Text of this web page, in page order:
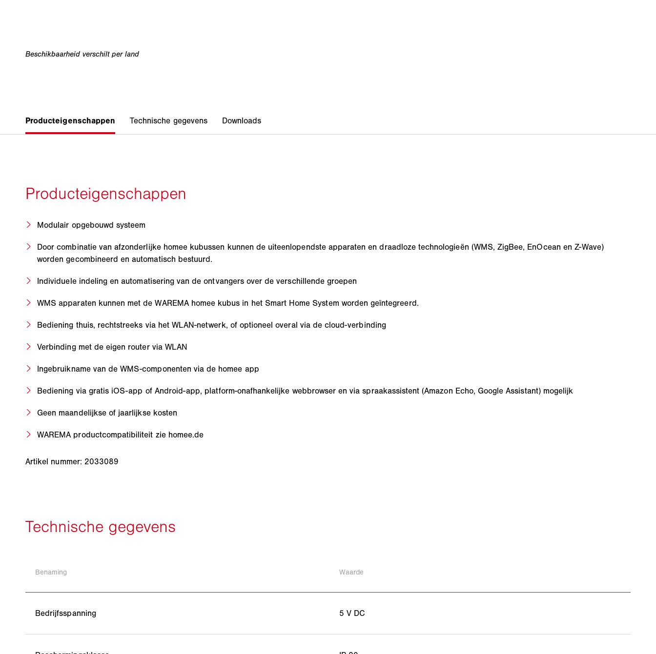
Modulair opgebouwd systeem
Door combinatie van afzonderlijke homee kubussen kunnen de uiteenlopendste apparaten en draadloze technologieën (WMS, ZigBee, EnOcean en Z-Wave)
worden gecombineerd en automatisch bestuurd.
Individuele indeling en automatisering van de ontvangers over de verschillende groepen
WMS apparaten kunnen met de WAREMA homee kubus in het Smart Home System worden geïntegreerd.
Bediening thuis, rechtstreeks via het WLAN-netwerk, of optioneel overal via de cloud-verbinding
Verbinding met de eigen router via WLAN
Ingebruikname van de WMS-componenten via de homee app
Bediening via gratis iOS-app of Android-app, platform-onafhankelijke webbrowser en via spraakassistent (Amazon Echo, Google Assistant) mogelijk
Geen maandelijkse of jaarlijkse kosten
WAREMA productcompatibiliteit zie homee.de
Artikel nummer: 2033089
Benaming Waarde
Bedrijfsspanning 5 V DC